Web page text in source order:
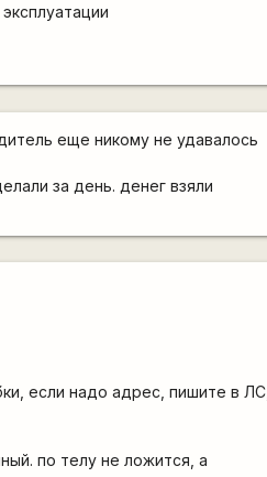
еще никому не удавалось
за день. денег взяли
если надо адрес, пишите в ЛС,
по телу не ложится, а